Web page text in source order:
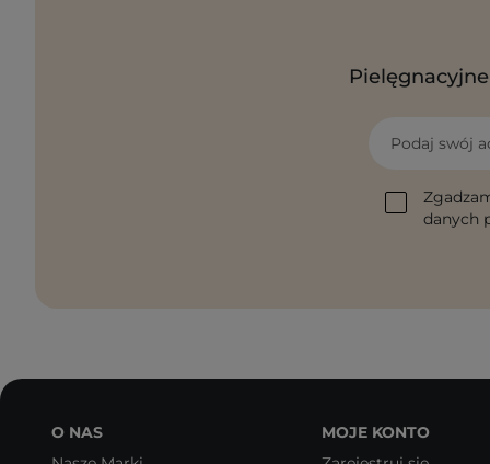
Podaj swój
danych
O NAS
MOJE KONTO